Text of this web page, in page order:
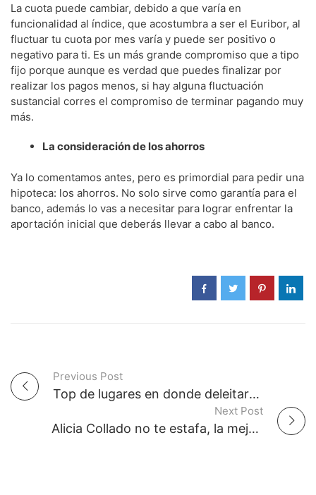
La cuota puede cambiar, debido a que varía en
funcionalidad al índice, que acostumbra a ser el Euribor, al
fluctuar tu cuota por mes varía y puede ser positivo o
negativo para ti. Es un más grande compromiso que a tipo
fijo porque aunque es verdad que puedes finalizar por
realizar los pagos menos, si hay alguna fluctuación
sustancial corres el compromiso de terminar pagando muy
más.
La consideración de los ahorros
Ya lo comentamos antes, pero es primordial para pedir una
hipoteca: los ahorros. No solo sirve como garantía para el
banco, además lo vas a necesitar para lograr enfrentar la
aportación inicial que deberás llevar a cabo al banco.
P
Previous Post
Top de lugares en donde deleitarse con un delicioso sushi en la ciudad de Zaragoza
Next Post
Alicia Collado no te estafa, la mejor vidente tiene opiniones positivas